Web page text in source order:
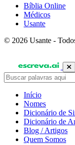
Bíblia Online
Médicos
Usante
© 2026 Usante -
Início
Nomes
Dicionário de
Dicionário de
Blog / Artigos
Quem Somos